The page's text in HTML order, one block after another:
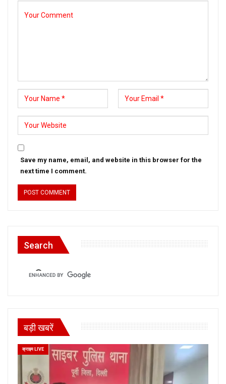
Save my name, email, and website in this browser for the
next time I comment.
Search
बड़ी खबरें
क्राइम LIVE